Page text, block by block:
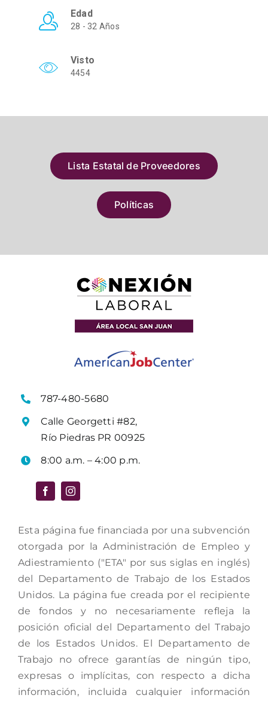
Edad
28 - 32 Años
Visto
4454
Lista Estatal de Proveedores
Políticas
787-480-5680
Calle Georgetti #82,
Río Piedras PR 00925
8:00 a.m. – 4:00 p.m.
Esta página fue financiada por una subvención
otorgada por la Administración de Empleo y
Adiestramiento ("ETA" por sus siglas en inglés)
del Departamento de Trabajo de los Estados
Unidos. La página fue creada por el recipiente
de fondos y no necesariamente refleja la
posición oficial del Departamento del Trabajo
de los Estados Unidos. El Departamento de
Trabajo no ofrece garantías de ningún tipo,
expresas o implícitas, con respecto a dicha
información, incluida cualquier información